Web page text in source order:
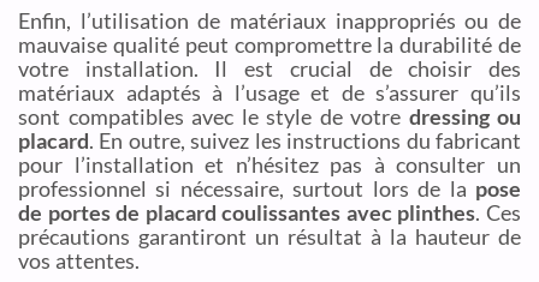
Enfin, l’utilisation de matériaux inappropriés ou de
mauvaise qualité peut compromettre la durabilité de
votre installation. Il est crucial de choisir des
matériaux adaptés à l’usage et de s’assurer qu’ils
sont compatibles avec le style de votre dressing ou
placard. En outre, suivez les instructions du fabricant
pour l’installation et n’hésitez pas à consulter un
professionnel si nécessaire, surtout lors de la pose
de portes de placard coulissantes avec plinthes. Ces
précautions garantiront un résultat à la hauteur de
vos attentes.